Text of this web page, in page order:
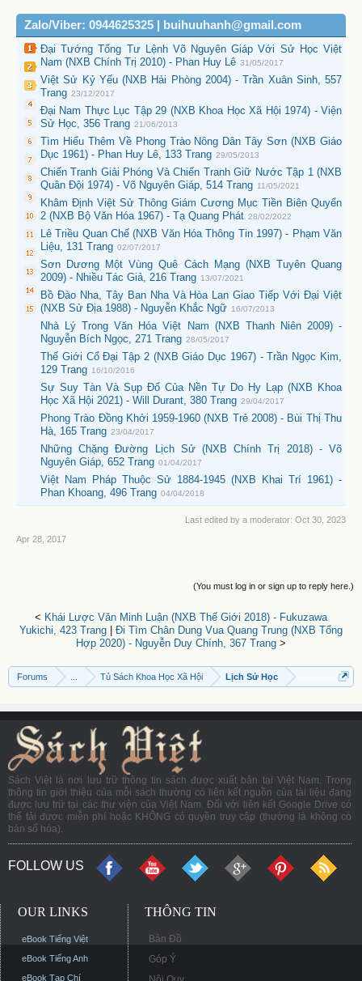
Zalo/Viber: 0944625325 | buihuuhanh@gmail.com
Đại Tướng Tổng Tư Lệnh Võ Nguyên Giáp Với Sử Học Việt
Nam (NXB Chính Trị 2010) - Phan Huy Lê 31/05/2017
Việt Sử Kỷ Yếu (NXB Hải Phòng 2004) - Trần Xuân Sinh, 557
Trang 23/12/2017
Đại Nam Thực Lục Tập 29 (NXB Khoa Học Xã Hội 1974) - Viện
Sử Học, 356 Trang 21/06/2013
Tìm Hiểu Thêm Về Phong Trào Nông Dân Tây Sơn (NXB Giáo
Dục 1961) - Phan Huy Lê, 133 Trang 29/05/2013
Chiến Tranh Giải Phóng Và Chiến Tranh Giữ Nước Tập 1 (NXB
Quân Đội 1974) - Võ Nguyên Giáp, 514 Trang 11/05/2021
Khâm Định Việt Sử Thông Giám Cương Mục Tiền Biên Quyển
2 (NXB Bộ Văn Hóa 1967) - Tạ Quang Phát 28/02/2022
Lê Triều Quan Chế (NXB Văn Hóa Thông Tin 1997) - Phạm Văn
Liệu, 131 Trang 02/07/2017
Sơn Dương Một Vùng Quê Cách Mạng (NXB Tuyên Quang
2009) - Nhiều Tác Giả, 216 Trang 13/07/2021
Bồ Đào Nha, Tây Ban Nha Và Hòa Lan Giao Tiếp Với Đại Việt
(NXB Sử Địa 1988) - Nguyễn Khắc Ngữ 16/07/2013
Nhà Lý Trong Văn Hóa Việt Nam (NXB Thanh Niên 2009) -
Nguyễn Bích Ngọc, 271 Trang 28/05/2017
Thế Giới Cổ Đại Tập 2 (NXB Giáo Dục 1967) - Trần Ngọc Kim,
129 Trang 16/10/2016
Sự Suy Tàn Và Sụp Đổ Của Nền Tự Do Hy Lạp (NXB Khoa
Học Xã Hội 2021) - Will Durant, 380 Trang 29/04/2017
Phong Trào Đồng Khởi 1959-1960 (NXB Trẻ 2008) - Bùi Thị Thu
Hà, 165 Trang 23/04/2017
Những Chặng Đường Lịch Sử (NXB Chính Trị 2018) - Võ
Nguyên Giáp, 652 Trang 01/04/2017
Việt Nam Pháp Thuộc Sử 1884-1945 (NXB Khai Trí 1961) -
Phan Khoang, 496 Trang 04/04/2018
Last edited by a moderator: Oct 30, 2023
Apr 28, 2017
(You must log in or sign up to reply here.)
< Khái Lược Văn Minh Luận (NXB Thế Giới 2018) - Fukuzawa
Yukichi, 423 Trang
Đi Tìm Chân Dung Vua Quang Trung (NXB Tổng
Hợp 2020) - Nguyễn Duy Chính, 367 Trang >
Forums Tủ Sách Khoa Học Xã Hội Lịch Sử Học
Sách Việt là nơi lưu trữ thông tin sách được xuất bản tại Việt Nam. Trong
thông tin giới thiệu của mỗi sách thường có liên kết nguồn của tài liệu đang
được lưu trữ tại các thư viện của Việt Nam. Đối với liên kết Google Drive có
thể tải được miễn phí hoặc KHÔNG có quyền truy cập (thường là không có
bản số hóa).
FOLLOW US
OUR LINKS
eBook Tiếng Việt
eBook Tiếng Anh
eBook Tạp Chí
THÔNG TIN
Bản Đồ
Góp Ý